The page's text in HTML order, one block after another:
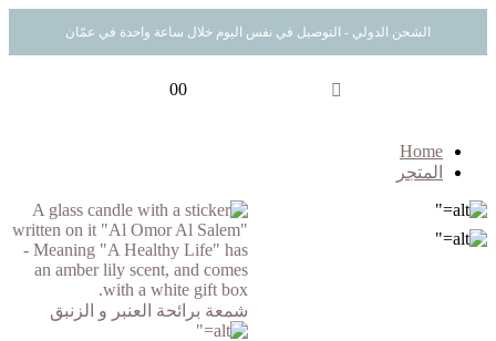
الشحن الدولي - التوصيل في نفس اليوم خلال ساعة واحدة في عمّان
00
Home
المتجر
شمعة برائحة العنبر و الزنبق